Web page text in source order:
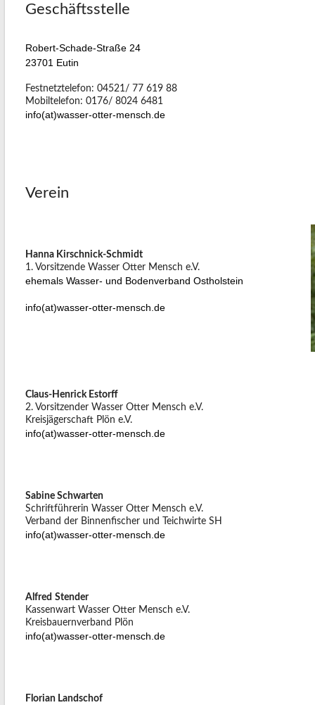
Geschäftsstelle
Robert-Schade-Straße 24
23701 Eutin
Festnetztelefon: 04521/ 77 619 88
Mobiltelefon: 0176/ 8024 6481
info(at)wasser-otter-mensch.de
Verein
Hanna Kirschnick-Schmidt
1. Vorsitzende Wasser Otter Mensch e.V.
ehemals Wasser- und Bodenverband Ostholstein
info(at)wasser-otter-mensch.de
Claus-Henrick Estorff
2. Vorsitzender Wasser Otter Mensch e.V.
Kreisjägerschaft Plön e.V.
info(at)wasser-otter-mensch.de
Sabine Schwarten
Schriftführerin Wasser Otter Mensch e.V.
Verband der Binnenfischer und Teichwirte SH
info(at)wasser-otter-mensch.de
Alfred Stender
Kassenwart Wasser Otter Mensch e.V.
Kreisbauernverband Plön
info(at)wasser-otter-mensch.de
Florian Landschof